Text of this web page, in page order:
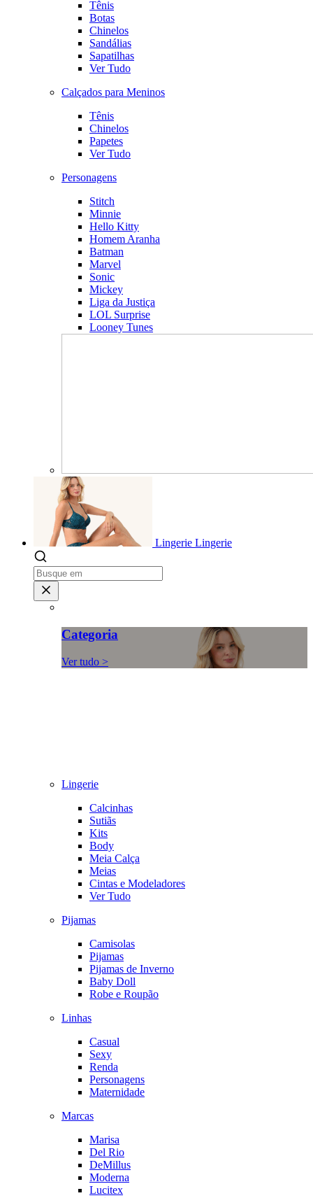
Tênis
Botas
Chinelos
Sandálias
Sapatilhas
Ver Tudo
Calçados para Meninos
Tênis
Chinelos
Papetes
Ver Tudo
Personagens
Stitch
Minnie
Hello Kitty
Homem Aranha
Batman
Marvel
Sonic
Mickey
Liga da Justiça
LOL Surprise
Looney Tunes
Lingerie Lingerie
Categoria
Ver tudo >
Lingerie
Calcinhas
Sutiãs
Kits
Body
Meia Calça
Meias
Cintas e Modeladores
Ver Tudo
Pijamas
Camisolas
Pijamas
Pijamas de Inverno
Baby Doll
Robe e Roupão
Linhas
Casual
Sexy
Renda
Personagens
Maternidade
Marcas
Marisa
Del Rio
DeMillus
Moderna
Lucitex